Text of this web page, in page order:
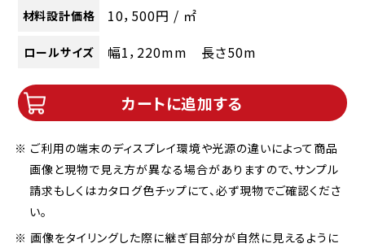
材料設計価格 10，500円 / ㎡
ロールサイズ 幅1，220mm 長さ50m
カートに追加する
※ ご利用の端末のディスプレイ環境や光源の違いによって商品
画像と現物で見え方が異なる場合がありますので、サンプル
請求もしくはカタログ色チップにて、必ず現物でご確認くださ
い。
※ 画像をタイリングした際に継ぎ目部分が自然に見えるように